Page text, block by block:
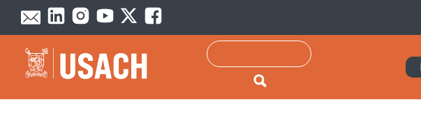
Passar para o conteúdo principal
Pesquisar